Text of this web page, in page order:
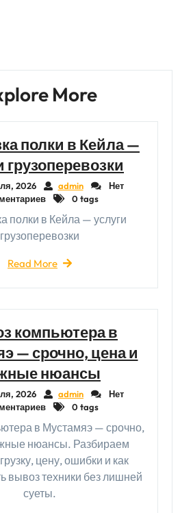
More
полки в Кейла —
грузоперевозки
2026 admin
Нет
0 tags
полки в Кейла — услуги
грузоперевозки
Read More
компьютера в
— срочно, цена и
нюансы
2026 admin
Нет
0 tags
в Мустамяэ — срочно,
нюансы. Разбираем
цену, ошибки и как
вывоз техники без лишней
суеты.